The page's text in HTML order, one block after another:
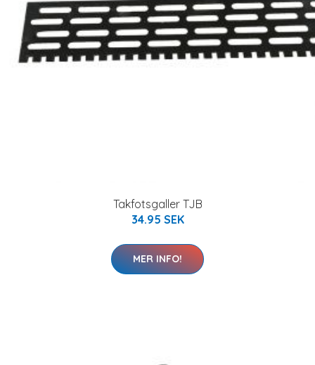
Takfotsgaller TJB
34.95 SEK
MER INFO!